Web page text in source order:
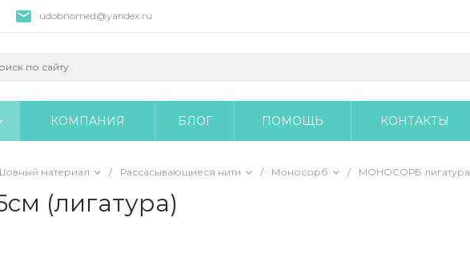
udobnomed@yandex.ru
КОМПАНИЯ БЛОГ ПОМОЩЬ КОНТАКТЫ
материал / Рассасывающиеся нити / Моносорб / МОНОСОРБ лигатура
(лигатура)